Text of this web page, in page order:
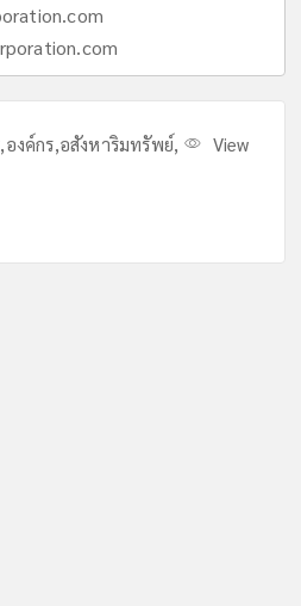
,องค์กร,อสังหาริมทรัพย์,
View